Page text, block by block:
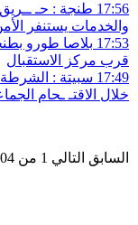
17:56 طنجة : حـ
والخدمات يستنفر
17:53 بلاصا طورو
قرب مركز الاستقبال
17:49 سبيتة :
خلال الاقتـ ـحام
السابق التالي 1 من 104